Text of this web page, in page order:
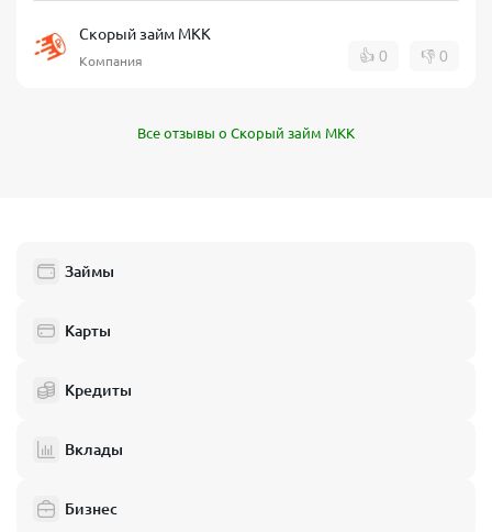
Скорый займ МКК
Компания 👍 0 👎 0
Все отзывы о Скорый займ МКК
Займы
Карты
Кредиты
Вклады
Бизнес